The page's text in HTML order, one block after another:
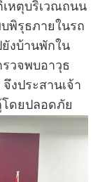
หตุบริเวณถนน
พิรุธภายในรถ
งบ้านพักใน
วจพบอาวุธ
งประสานเจ้า
โดยปลอดภัย